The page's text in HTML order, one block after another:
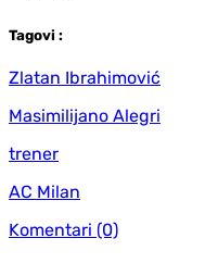
Tagovi :
Zlatan Ibrahimović
Masimilijano Alegri
trener
AC Milan
Komentari (0)